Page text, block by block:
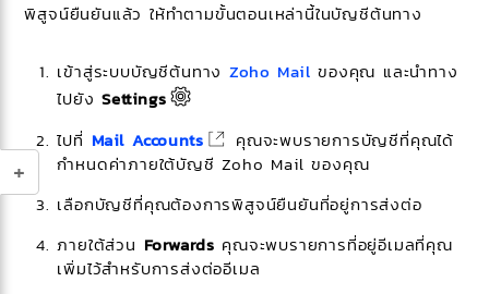
พิสูจน์ยืนยันแล้ว ให้ทำตามขั้นตอนเหล่านี้ในบัญชีต้นทาง
เข้าสู่ระบบบัญชีต้นทางZoho Mail ของคุณ และนำทาง
ไปยังSettings
ไปที่ Mail Accounts
คุณจะพบรายการบัญชีที่คุณได้
กำหนดค่าภายใต้บัญชี Zoho Mail ของคุณ​
เลือกบัญชีที่คุณต้องการพิสูจน์ยืนยันที่อยู่การส่งต่อ
ภายใต้ส่วน Forwards คุณจะพบรายการที่อยู่อีเมลที่คุณ
เพิ่มไว้สำหรับการส่งต่ออีเมล